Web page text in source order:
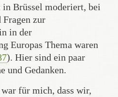
Brüssel moderiert, bei
Fragen zur
in der
Europas Thema waren
). Hier sind ein paar
und Gedanken.
für mich, dass wir,